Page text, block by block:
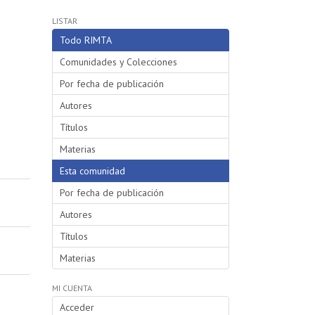
LISTAR
Todo RIMTA
Comunidades y Colecciones
Por fecha de publicación
Autores
Títulos
Materias
Esta comunidad
Por fecha de publicación
Autores
Títulos
Materias
MI CUENTA
Acceder